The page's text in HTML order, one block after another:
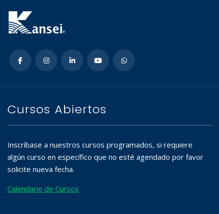
Cursos Abiertos
Inscríbase a nuestros cursos programados, si requiere
algún curso en específico que no esté agendado por favor
solicite nueva fecha.
Calendario de Cursos